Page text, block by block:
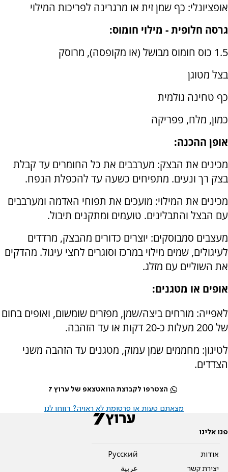
אופציונלי: כף שמן זית או מרגרינה לפריכות המילוי
גרסה חלופית - מילוי חומוס:
1.5 כוס חומוס מבושל (או מקופסה), מרוסק
בצל מטוגן
כף טחינה גולמית
כמון, מלח, פפריקה
אופן ההכנה:
מכינים את הבצק: מערבבים את כל החומרים עד קבלת
בצק רך ונעים. מתפיחים כשעה עד להכפלת הנפח.
מכינים את המילוי: מועכים את תפוחי האדמה ומערבבים
עם הבצל והתבלינים. טועמים ומתקנים תיבול.
מעצבים סמבוסקים: יוצרים כדורים מהבצק, מרדדים
לעיגולים, שמים מילוי במרכז וסוגרים לחצי עיגול. מהדקים
את השוליים עם מזלג.
אופים או מטגנים:
לאפייה: מורחים ביצה/שמן, מפזרים שומשום, ואופים בחום
של 200 מעלות כ-20 דקות או עד הזהבה.
לטיגון: מחממים שמן עמוק, מטגנים עד הזהבה משני
הצדדים.
הצטרפו לקבוצת הוואטצאפ של ערוץ 7
מצאתם טעות או פרסומת לא ראויה? דווחו לנו
פנו אלינו
אודות
יצירת קשר
Pусский
عربية